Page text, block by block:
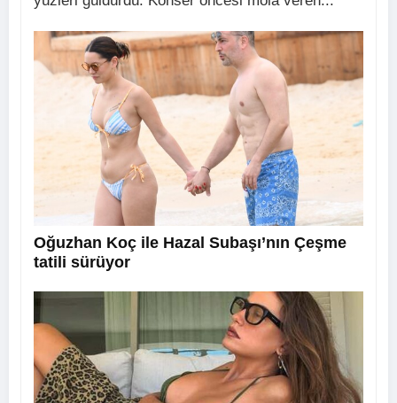
Oğuzhan Koç ile Hazal Subaşı’nın Çeşme
tatili sürüyor